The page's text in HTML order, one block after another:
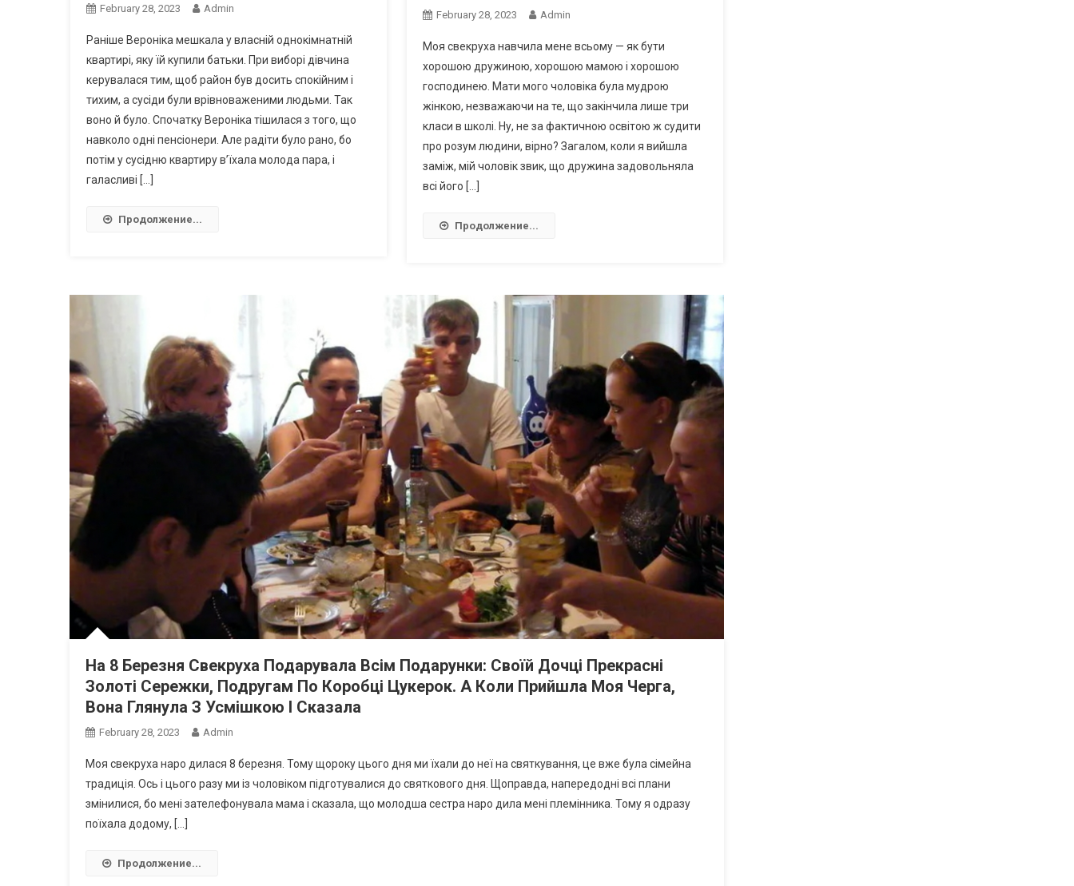
February 28, 2023 Admin
Раніше Вероніка мешкала у власній однокімнатній
квартирі, яку їй купили батьки. При виборі дівчина
керувалася тим, щоб район був досить спокійним і
тихим, а сусіди були врівноваженими людьми. Так
воно й було. Спочатку Вероніка тішилася з того, що
навколо одні пенсіонери. Але радіти було рано, бо
потім у сусідню квартиру в’їхала молода пара, і
галасливі […]
Продолжение...
February 28, 2023 Admin
Моя свекруха навчила мене всьому — як бути
хорошою дружиною, хорошою мамою і хорошою
господинею. Мати мого чоловіка була мудрою
жінкою, незважаючи на те, що закінчила лише три
класи в школі. Ну, не за фактичною освітою ж судити
про розум людини, вірно? Загалом, коли я вийшла
заміж, мій чоловік звик, що дружина задовольняла
всі його […]
Продолжение...
На 8 Березня Свекруха Подарувала Всім Подарунки: Своїй Дочці Прекрасні
Золоті Сережки, Подругам По Коробці Цукерок. А Коли Прийшла Моя Черга,
Вона Глянула З Усмішкою І Сказала
February 28, 2023 Admin
Моя свекруха наро дилася 8 березня. Тому щороку цього дня ми їхали до неї на святкування, це вже була сімейна
традиція. Ось і цього разу ми із чоловіком підготувалися до святкового дня. Щоправда, напередодні всі плани
змінилися, бо мені зателефонувала мама і сказала, що молодша сестра наро дила мені племінника. Тому я одразу
поїхала додому, […]
Продолжение...